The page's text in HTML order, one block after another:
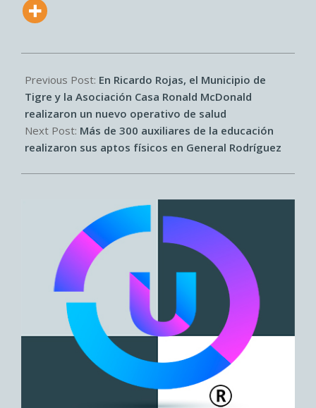
07-
01
Previous Post: En Ricardo Rojas, el Municipio de
Tigre y la Asociación Casa Ronald McDonald
realizaron un nuevo operativo de salud
Next Post: Más de 300 auxiliares de la educación
realizaron sus aptos físicos en General Rodríguez